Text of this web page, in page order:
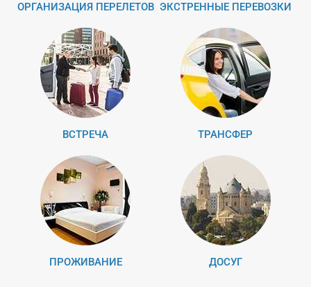
ОРГАНИЗАЦИЯ ПЕРЕЛЕТОВ ЭКСТРЕННЫЕ ПЕРЕВОЗКИ
ВСТРЕЧА ТРАНСФЕР
ПРОЖИВАНИЕ ДОСУГ